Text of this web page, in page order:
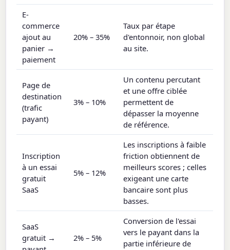
E-
commerce
ajout au
panier →
paiement
20% – 35%
Taux par étape
d'entonnoir, non global
au site.
Page de
destination
(trafic
payant)
3% – 10%
Un contenu percutant
et une offre ciblée
permettent de
dépasser la moyenne
de référence.
Inscription
à un essai
gratuit
SaaS
5% – 12%
Les inscriptions à faible
friction obtiennent de
meilleurs scores ; celles
exigeant une carte
bancaire sont plus
basses.
SaaS
gratuit →
2% – 5%
Conversion de l'essai
vers le payant dans la
partie inférieure de